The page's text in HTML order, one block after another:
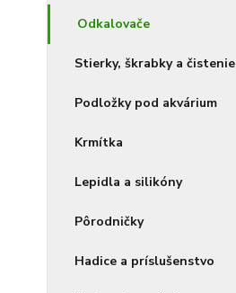
Odkalovače
Stierky, škrabky a čistenie
Podložky pod akvárium
Krmítka
Lepidla a silikóny
Pôrodničky
Hadice a príslušenstvo